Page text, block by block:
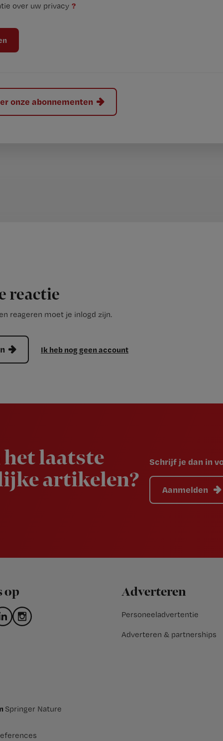
over uw privacy ?
onze abonnementen
reactie
reageren moet je inlogd zijn.
Ik heb nog geen account
laatste
artikelen?
Schrijf je dan in
Aanmelden
op Adverteren
Personeeladvertentie
Adverteren & partnerships
Springer Nature